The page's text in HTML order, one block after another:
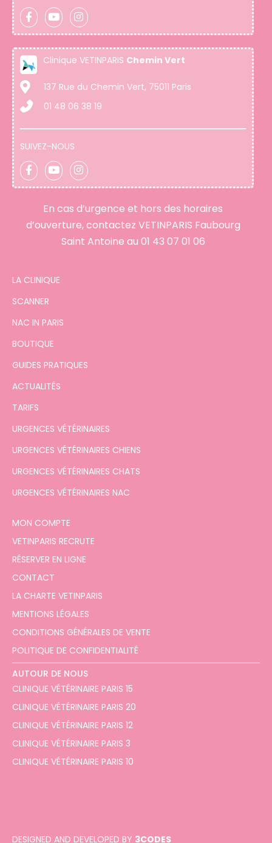
Clinique VETINPARIS Chemin Vert
137 Rue du Chemin Vert, 75011 Paris
01 48 06 38 19
SUIVEZ-NOUS
En cas d’urgence et hors des horaires
d’ouverture, contactez VETINPARIS Faubourg
Saint Antoine au 01 43 07 01 06
LA CLINIQUE
SCANNER
NAC IN PARIS
BOUTIQUE
GUIDES PRATIQUES
ACTUALITÉS
TARIFS
URGENCES VÉTÉRINAIRES
URGENCES VÉTÉRINAIRES CHIENS
URGENCES VÉTÉRINAIRES CHATS
URGENCES VÉTÉRINAIRES NAC
MON COMPTE
VETINPARIS RECRUTE
RÉSERVER EN LIGNE
CONTACT
LA CHARTE VETINPARIS
MENTIONS LÉGALES
CONDITIONS GÉNÉRALES DE VENTE
POLITIQUE DE CONFIDENTIALITÉ
AUTOUR DE NOUS
CLINIQUE VÉTÉRINAIRE PARIS 15
CLINIQUE VÉTÉRINAIRE PARIS 20
CLINIQUE VÉTÉRINAIRE PARIS 12
CLINIQUE VÉTÉRINAIRE PARIS 3
CLINIQUE VÉTÉRINAIRE PARIS 10
DESIGNED AND DEVELOPED BY 3CODES